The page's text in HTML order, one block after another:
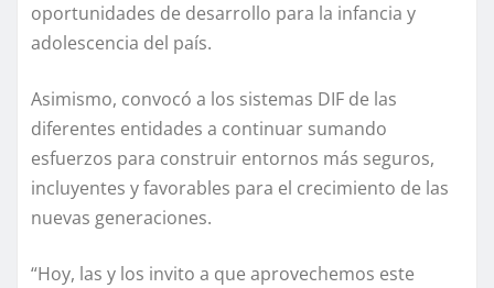
oportunidades de desarrollo para la infancia y
adolescencia del país.
Asimismo, convocó a los sistemas DIF de las
diferentes entidades a continuar sumando
esfuerzos para construir entornos más seguros,
incluyentes y favorables para el crecimiento de las
nuevas generaciones.
“Hoy, las y los invito a que aprovechemos este